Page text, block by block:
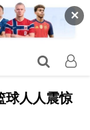
✕
球人人震惊